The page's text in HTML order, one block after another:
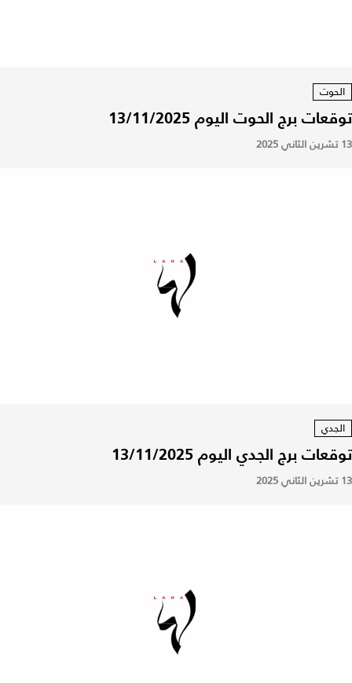
الحوت
توقعات برج الحوت اليوم 13/11/2025
13 تشرين الثاني 2025
الجدي
توقعات برج الجدي اليوم 13/11/2025
13 تشرين الثاني 2025